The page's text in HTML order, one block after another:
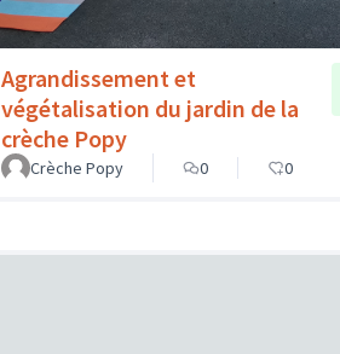
Agrandissement et
végétalisation du jardin de la
crèche Popy
Crèche Popy 0 0